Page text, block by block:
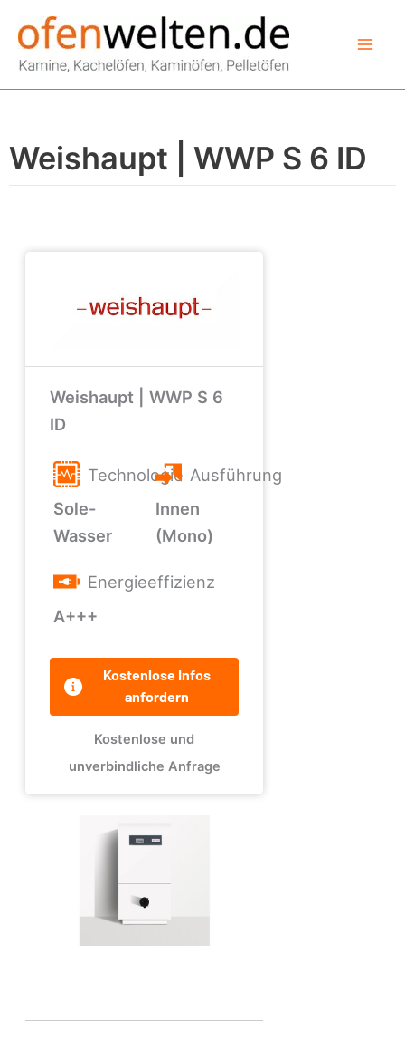
Inhalt
springen
Weishaupt | WWP S 6 ID
Weishaupt | WWP S 6
ID
Technologie
Sole-
Wasser
Ausführung
Innen
(Mono)
Energieeffizienz
A+++
Kostenlose Infos
anfordern
Kostenlose und
unverbindliche Anfrage